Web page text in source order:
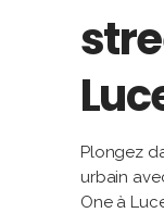
Plongez
urbain
One à